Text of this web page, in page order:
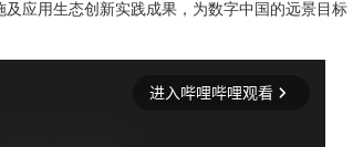
应用生态创新实践成果，为数字中国的远景目标